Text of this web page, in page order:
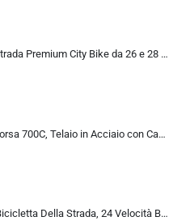
Chillaxx Bike Strada Premium City Bike da 26 e 28 pollici, bicicletta per ragazze, ragazzi, uomini e donne, cambio a 21 ma…
Bicicletta da Corsa 700C, Telaio in Acciaio con Cambio a 24/27/30 Marce, Bicicletta da Strada per Uomo Donna, Bici da Stra…
MU 26 Pollici Bicicletta Della Strada, 24 Velocità Bici, Doppio Disco Freno, Acciaio Al Carbonio Telaio, Strada Biciclette…